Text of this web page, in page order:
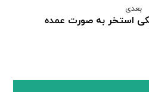
بعدی
استخر به صورت عمده